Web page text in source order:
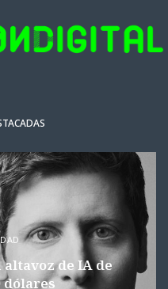
de IA de
dólares